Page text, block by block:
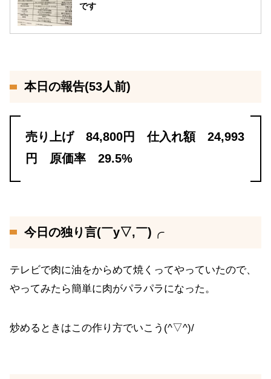
です
本日の報告(53人前)
売り上げ 84,800円 仕入れ額 24,993
円 原価率 29.5%
今日の独り言(￣y▽,￣)╭
テレビで肉に油をからめて焼くってやっていたので、
やってみたら簡単に肉がパラパラになった。
炒めるときはこの作り方でいこう(^▽^)/